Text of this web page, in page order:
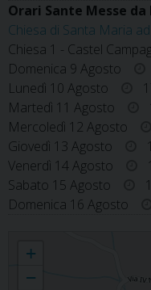
Orari Sante Messe da
Chiesa di Santa Maria
Chiesa 1 - Castel
Domenica 9 Agosto
Lunedì 10 Agosto
Martedì 11 Agosto
Mercoledì 12 Agosto
Giovedì 13 Agosto
Venerdì 14 Agosto
Sabato 15 Agosto
Domenica 16 Agosto
+
−